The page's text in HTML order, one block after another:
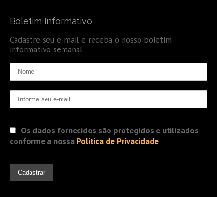
Boletim Informativo
Cadastre seu e-mail e receba o nosso boletim
informativo semanal
Os dados fornecidos são protegidos e utilizados
conforme a nossa Politica de Privacidade